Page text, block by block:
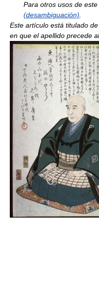
Para otros usos de
(desambiguación)
Este artículo está titulado
en que el apellido precede